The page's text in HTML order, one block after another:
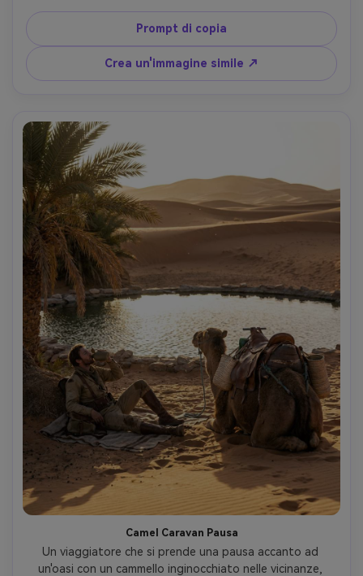
delicata del bordo, scattato su Sony A7R V, 35 mm,
cornice intera, dettagli nitidi, grado di colore minimale
arioso, campagna di benessere fotorealistica-AR 4:5
Prompt di copia
Crea un'immagine simile ↗
Camel Caravan Pausa
Un viaggiatore che si prende una pausa accanto ad
un'oasi con un cammello inginocchiato nelle vicinanze,